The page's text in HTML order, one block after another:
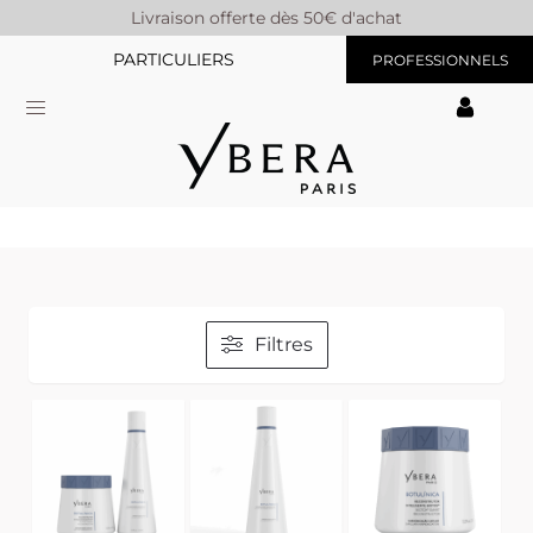
Livraison offerte dès 50€ d'achat
PARTICULIERS
PROFESSIONNELS
Filtres